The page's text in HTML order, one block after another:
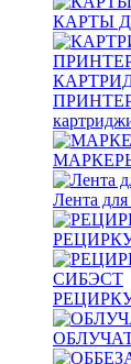
КАРТЫ
Лента для